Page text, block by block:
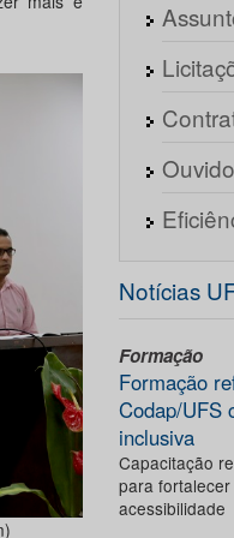
Notícias
Formação
Formação
Codap/UFS
inclusiva
Capacitação
para
acessibilidade